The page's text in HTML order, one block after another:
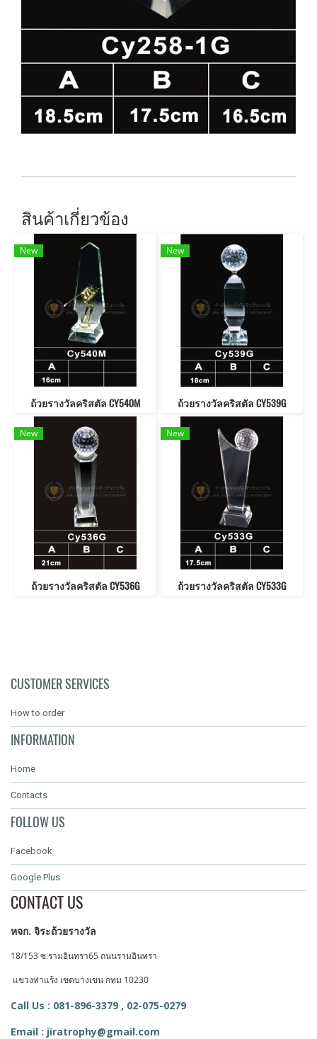
สินค้าเกี่ยวข้อง
New
ถ้วยรางวัลคริสตัล CY540M
New
ถ้วยรางวัลคริสตัล CY539G
New
ถ้วยรางวัลคริสตัล CY536G
New
ถ้วยรางวัลคริสตัล CY533G
CUSTOMER SERVICES
How to order
INFORMATION
Home
Contacts
FOLLOW US
Facebook
Google Plus
CONTACT US
หจก. จิระถ้วยรางวัล
18/153 ซ.รามอินทรา65 ถนนรามอินทรา
แขวงท่าแร้ง เขตบางเขน กทม 10230
Call Us : 081-896-3379 , 02-075-0279
Email : jiratrophy@gmail.com